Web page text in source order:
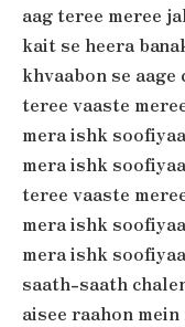
aag teree meree
kait se heera
khvaabon se
teree vaaste
mera ishk
mera ishk
teree vaaste
mera ishk
mera ishk
saath-saath
aisee raahon